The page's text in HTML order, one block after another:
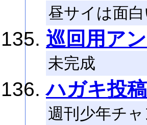
昼サイは面
巡回用ア
未完成
ハガキ投
週刊少年チ